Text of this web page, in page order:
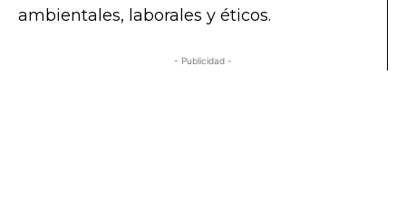
ambientales, laborales y éticos.
- Publicidad -